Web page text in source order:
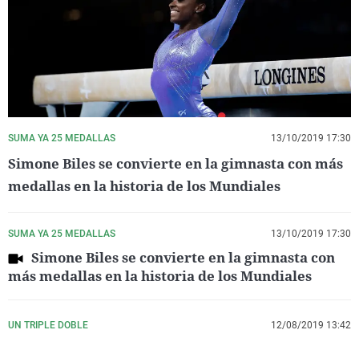
SUMA YA 25 MEDALLAS 13/10/2019 17:30
Simone Biles se convierte en la gimnasta con más
medallas en la historia de los Mundiales
SUMA YA 25 MEDALLAS 13/10/2019 17:30
Simone Biles se convierte en la gimnasta con
más medallas en la historia de los Mundiales
UN TRIPLE DOBLE 12/08/2019 13:42